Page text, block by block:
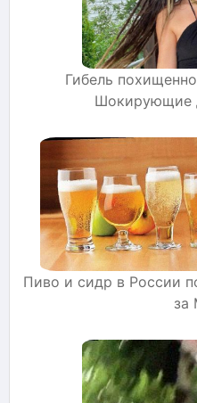
Гибель
Шокирующие
Пиво и сидр в России
за